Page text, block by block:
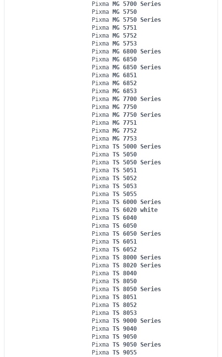
Pixma MG 5700 Series
Pixma MG 5750
Pixma MG 5750 Series
Pixma MG 5751
Pixma MG 5752
Pixma MG 5753
Pixma MG 6800 Series
Pixma MG 6850
Pixma MG 6850 Series
Pixma MG 6851
Pixma MG 6852
Pixma MG 6853
Pixma MG 7700 Series
Pixma MG 7750
Pixma MG 7750 Series
Pixma MG 7751
Pixma MG 7752
Pixma MG 7753
Pixma TS 5000 Series
Pixma TS 5050
Pixma TS 5050 Series
Pixma TS 5051
Pixma TS 5052
Pixma TS 5053
Pixma TS 5055
Pixma TS 6000 Series
Pixma TS 6020 white
Pixma TS 6040
Pixma TS 6050
Pixma TS 6050 Series
Pixma TS 6051
Pixma TS 6052
Pixma TS 8000 Series
Pixma TS 8020 Series
Pixma TS 8040
Pixma TS 8050
Pixma TS 8050 Series
Pixma TS 8051
Pixma TS 8052
Pixma TS 8053
Pixma TS 9000 Series
Pixma TS 9040
Pixma TS 9050
Pixma TS 9050 Series
Pixma TS 9055